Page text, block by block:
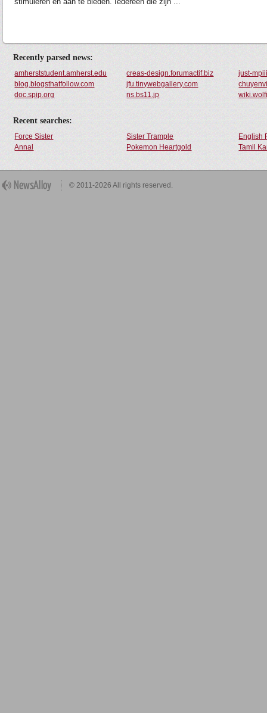
Recently parsed news:
amherststudent.amherst.edu creas-design.forumactif.biz
just-
blog.blogsthatfollow.com
jfu.tinywebgallery.com
doc.spip.org
ns.bs11.jp
Recent searches:
Force Sister Sister Trample
English
Annal
Pokemon Heartgold Tamil
© 2011-2026 All rights reserved.